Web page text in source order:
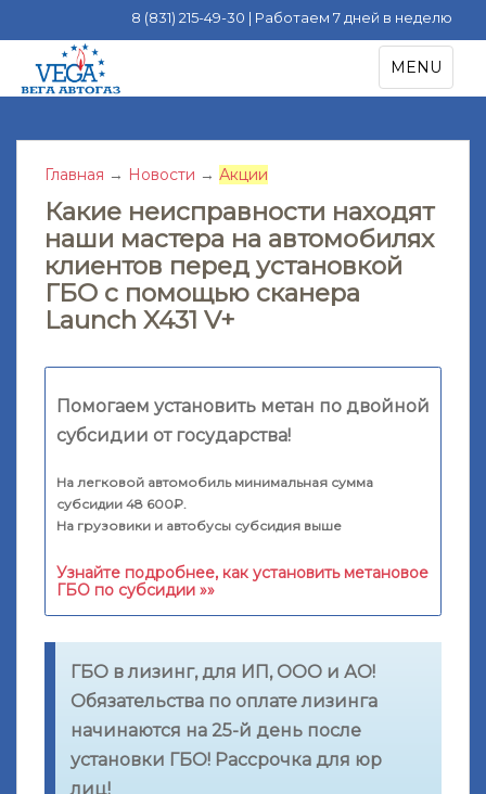
8 (831) 215-49-30 | Работаем 7 дней в неделю
i
TOGGLE
MENU
Главная → Новости → Акции
Какие неисправности находят
наши мастера на автомобилях
клиентов перед установкой
ГБО с помощью сканера
Launch X431 V+
Помогаем установить метан по двойной
субсидии от государства!
На легковой автомобиль минимальная сумма
субсидии 48 600₽.
На грузовики и автобусы субсидия выше
Узнайте подробнее, как установить метановое
ГБО по субсидии »»
ГБО в лизинг, для ИП, ООО и АО!
Обязательства по оплате лизинга
начинаются на 25-й день после
установки ГБО! Рассрочка для юр
лиц!